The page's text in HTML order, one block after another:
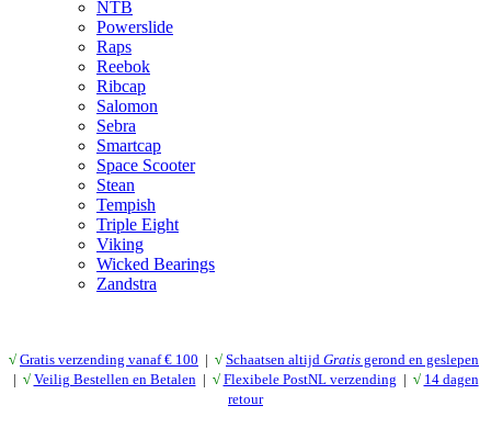
NTB
Powerslide
Raps
Reebok
Ribcap
Salomon
Sebra
Smartcap
Space Scooter
Stean
Tempish
Triple Eight
Viking
Wicked Bearings
Zandstra
√ Gratis verzending vanaf € 100 | √ Schaatsen altijd Gratis gerond en geslepen
| √ Veilig Bestellen en Betalen | √ Flexibele PostNL verzending | √ 14 dagen
retour